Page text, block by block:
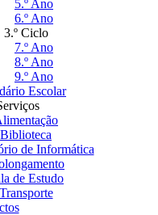
5.º Ano
6.º Ano
3.º Ciclo
7.º Ano
8.º Ano
9.º Ano
Escolar
Biblioteca
de Informática
de Estudo
Transporte